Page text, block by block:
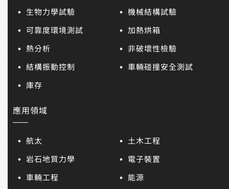
生物力學試驗
機械結構試驗
可靠度環境測試
加熱烘箱
熱分析
非破壞性檢驗
結構振動控制
車輛碰撞安全測試
庫存
應用領域
航太
土木工程
岩石地質力學
電子裝置
車輛工程
能源